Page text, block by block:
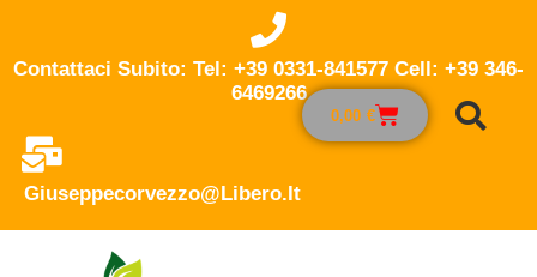
Contattaci Subito: Tel: +39 0331-841577 Cell: +39 346-
6469266
Giuseppecorvezzo@libero.it
0,00 €